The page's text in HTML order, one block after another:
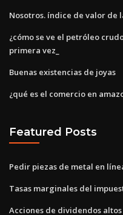
Nosotros. índice de valor de
¿cómo se ve el petróleo
primera vez_
Buenas existencias de joyas
¿qué es el comercio en
Featured Posts
Pedir piezas de metal en
Tasas marginales del
Acciones de dividendos